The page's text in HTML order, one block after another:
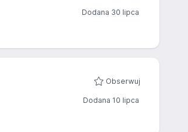
Dodana 30 lipca
Obserwuj
Dodana 10 lipca